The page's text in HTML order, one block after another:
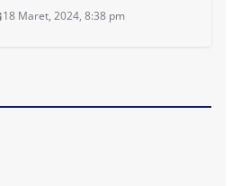
18 Maret, 2024, 8:38 pm